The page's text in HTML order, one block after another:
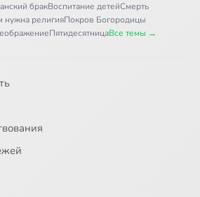
бракВоспитание детейСмерть
нужна религияПокров Богородицы
ПятидесятницаВсе темы →